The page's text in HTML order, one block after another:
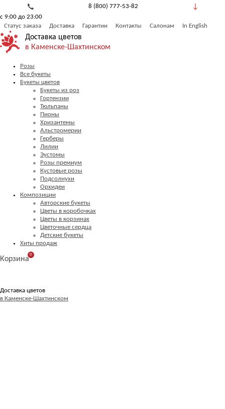
8 (800) 777-53-82
с 9:00 до 23:00
Статус заказа
Доставка Гарантии Контакты Салонам In English
Доставка цветов
в Каменске-Шахтинском
Розы
Все букеты
Букеты цветов
Букеты из роз
Гортензии
Тюльпаны
Пионы
Хризантемы
Альстромерии
Герберы
Лилии
Эустомы
Розы премиум
Кустовые розы
Подсолнухи
Орхидеи
Композиции
Авторские букеты
Цветы в коробочках
Цветы в корзинах
Цветочные сердца
Детские букеты
Хиты продаж
Корзина
0
Доставка цветов
в Каменске-Шахтинском